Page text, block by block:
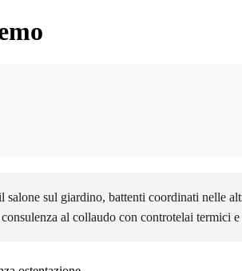
salone sul giardino, battenti coordinati nelle
al collaudo con controtelai termici